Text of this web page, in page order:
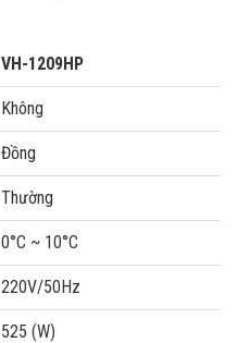
VH-1209HP
Không
Đồng
Thường
0°C ~ 10°C
220V/50Hz
525 (W)